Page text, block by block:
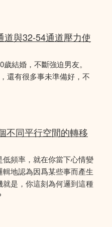
道與32-54通道壓力使
結婚，不斷強迫男友。
還有很多事未準備好，不
不同平行空間的轉移
頻率，就在你當下心情變
地認為因爲某些事而產生
是，你這刻為何邏到這種